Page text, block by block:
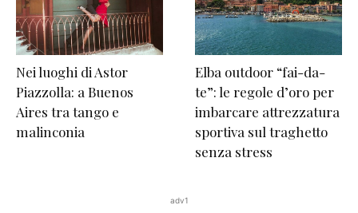
Nei luoghi di Astor
Piazzolla: a Buenos
Aires tra tango e
malinconia
Elba outdoor “fai-da-
te”: le regole d’oro per
imbarcare attrezzatura
sportiva sul traghetto
senza stress
adv1